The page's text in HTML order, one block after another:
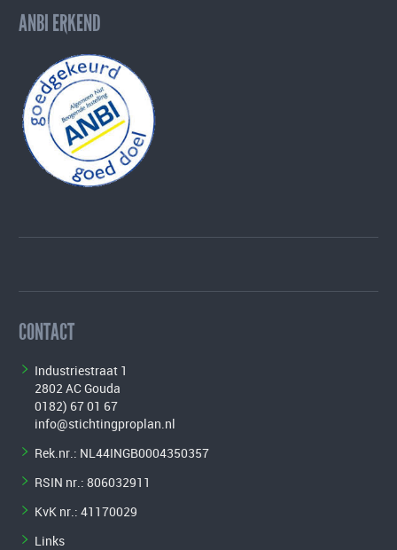
ANBI ERKEND
CONTACT
Industriestraat 1
2802 AC Gouda
0182) 67 01 67
info@stichtingproplan.nl
Rek.nr.: NL44INGB0004350357
RSIN nr.: 806032911
KvK nr.: 41170029
Links